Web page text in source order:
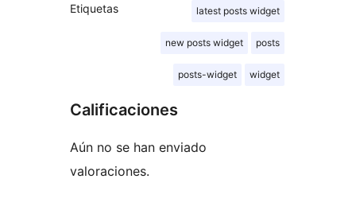
Etiquetas latest posts widget
new posts widget posts
posts-widget widget
Calificaciones
Aún no se han enviado
valoraciones.